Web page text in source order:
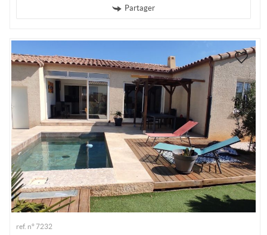
Partager
ref. n° 7232